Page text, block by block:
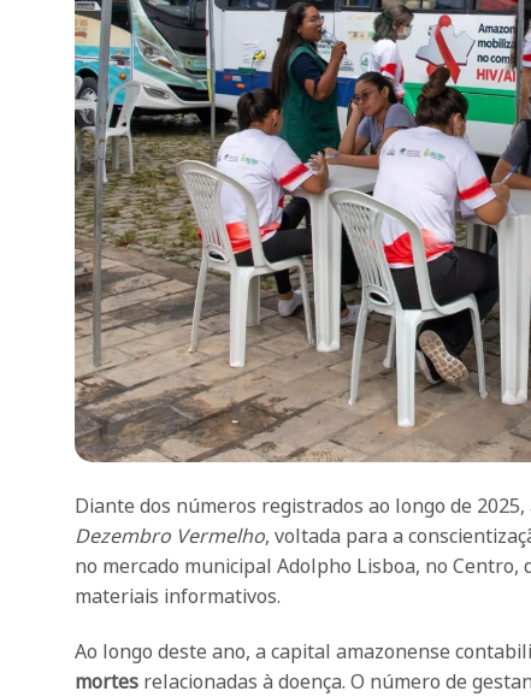
Diante dos números registrados ao longo de
Dezembro Vermelho, voltada para a
no mercado municipal Adolpho Lisboa, no Centro,
materiais informativos.
Ao longo deste ano, a capital amazonense
mortes relacionadas à doença. O número de